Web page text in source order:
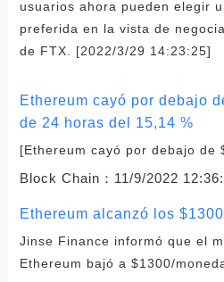
usuarios ahora pueden elegir
preferida en la vista de
de FTX. [2022/3/29 14:23:25]
Ethereum cayó por debajo
de 24 horas del 15,14 %
[Ethereum cayó por debajo de
Block Chain： 11/9/2022
Ethereum alcanzó los
Jinse Finance informó que el
Ethereum bajó a $1300/